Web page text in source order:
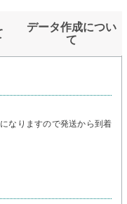
データ作成につい
て
なりますので発送から到着